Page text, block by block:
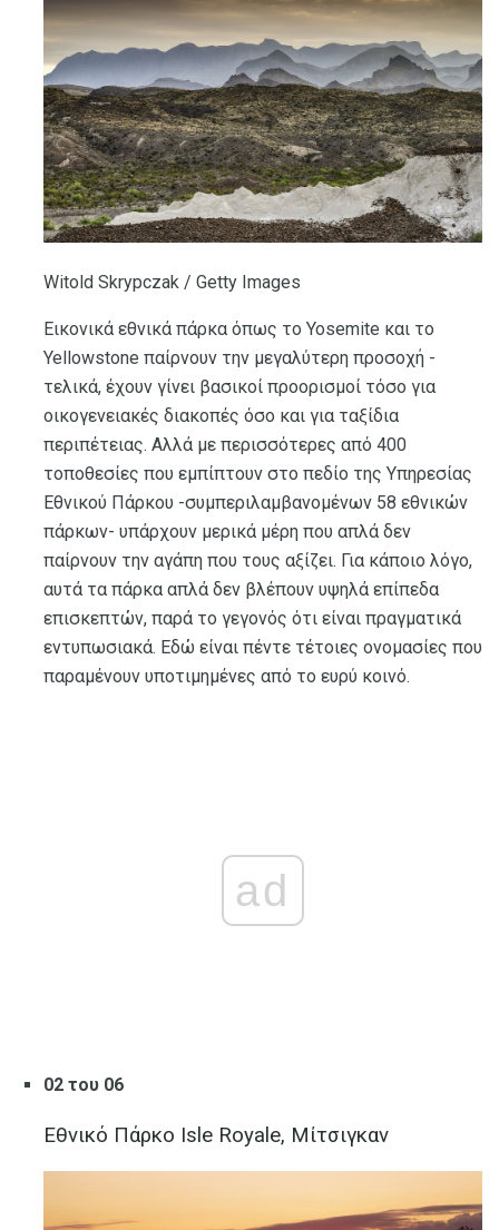
Witold Skrypczak / Getty Images
Εικονικά εθνικά πάρκα όπως το Yosemite και το
Yellowstone παίρνουν την μεγαλύτερη προσοχή -
τελικά, έχουν γίνει βασικοί προορισμοί τόσο για
οικογενειακές διακοπές όσο και για ταξίδια
περιπέτειας. Αλλά με περισσότερες από 400
τοποθεσίες που εμπίπτουν στο πεδίο της Υπηρεσίας
Εθνικού Πάρκου -συμπεριλαμβανομένων 58 εθνικών
πάρκων- υπάρχουν μερικά μέρη που απλά δεν
παίρνουν την αγάπη που τους αξίζει. Για κάποιο λόγο,
αυτά τα πάρκα απλά δεν βλέπουν υψηλά επίπεδα
επισκεπτών, παρά το γεγονός ότι είναι πραγματικά
εντυπωσιακά. Εδώ είναι πέντε τέτοιες ονομασίες που
παραμένουν υποτιμημένες από το ευρύ κοινό.
ad
02 του 06
Εθνικό Πάρκο Isle Royale, Μίτσιγκαν